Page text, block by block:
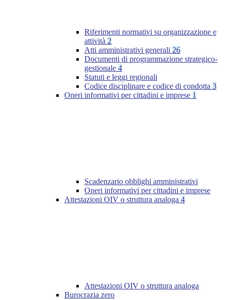
Riferimenti normativi su organizzazione e
attività 2
Atti amministrativi generali 26
Documenti di programmazione strategico-
gestionale 4
Statuti e leggi regionali
Codice disciplinare e codice di condotta 3
Oneri informativi per cittadini e imprese 1
Scadenzario obblighi amministrativi
Oneri informativi per cittadini e imprese
Attestazioni OIV o struttura analoga 4
Attestazioni OIV o struttura analoga
Burocrazia zero